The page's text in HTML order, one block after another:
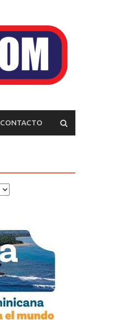
CONTACTO